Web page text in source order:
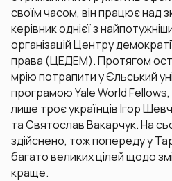
своїм часом, він працює над
керівник однієї з
організацій Центру
права (ЦЕДЕМ). Протягом
мрію потрапити у Єльський
програмою Yale World
лише троє українців Ігор
та Святослав Вакарчук. На
здійснено, тож попереду у
багато великих цілей щодо
краще.